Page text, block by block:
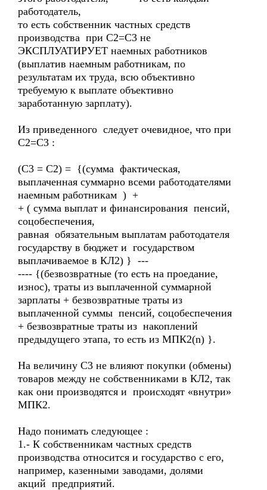
работодатель,
то есть собственник частных средств
производства при С2=С3 не
ЭКСПЛУАТИРУЕТ наемных работников
(выплатив наемным работникам, по
результатам их труда, всю объективно
требуемую к выплате объективно
заработанную зарплату).
Из приведенного следует очевидное, что при
С2=С3 :
(С3 = С2) = {(сумма фактическая,
выплаченная суммарно всеми работодателями
наемным работникам ) +
+ ( сумма выплат и финансирования пенсий,
соцобеспечения,
равная обязательным выплатам работодателя
государству в бюджет и государством
выплачиваемое в КЛ2) } ---
---- {(безвозвратные (то есть на проедание,
износ), траты из выплаченной суммарной
зарплаты + безвозвратные траты из
выплаченной суммы пенсий, соцобеспечения
+ безвозвратные траты из накоплений
предыдущего этапа, то есть из МПК2(n) }.
На величину С3 не влияют покупки (обмены)
товаров между не собственниками в КЛ2, так
как они производятся и происходят «внутри»
МПК2.
Надо понимать следующее :
1.- К собственникам частных средств
производства относится и государство с его,
например, казенными заводами, долями
акций предприятий.